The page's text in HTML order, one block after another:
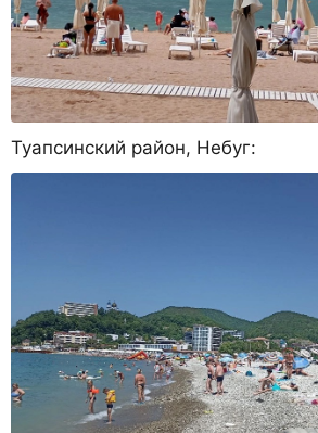
Туапсинский район, Небуг: